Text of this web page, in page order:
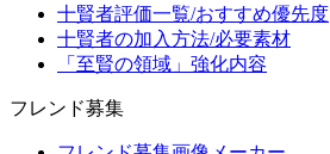
十賢者評価一覧/おすすめ優先度
十賢者の加入方法/必要素材
「至賢の領域」強化内容
フレンド募集